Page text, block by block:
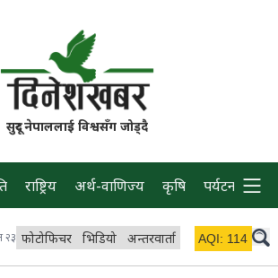
सुदूर नेपाललाई विश्वसँग जोड्दै
राष्ट्रिय अर्थ-वाणिज्य कृषि पर्यटन प्रवास
२३ फोटोफिचर भिडियो अन्तरवार्ता विचार/ब्लग
AQI: 114